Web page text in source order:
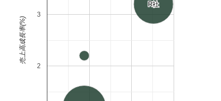
R社
R社
2
3
売上高成長率(%)